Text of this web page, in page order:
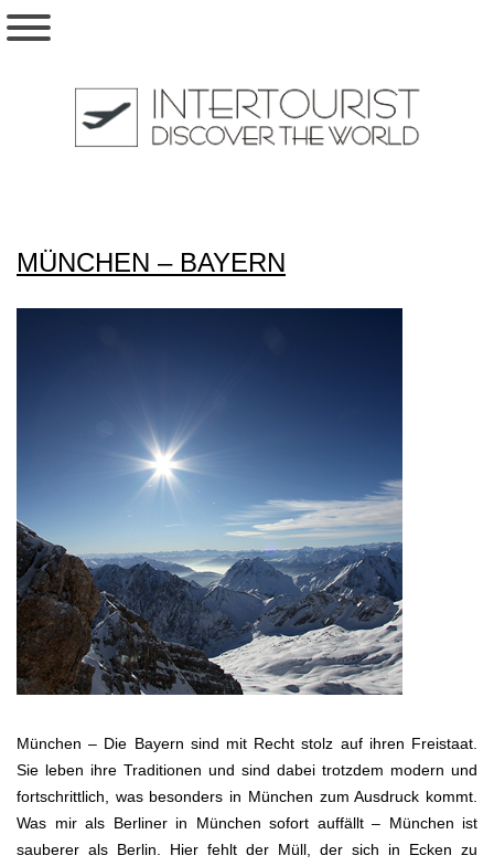
MÜNCHEN – BAYERN
München – Die Bayern sind mit Recht stolz auf ihren Freistaat.
Sie leben ihre Traditionen und sind dabei trotzdem modern und
fortschrittlich, was besonders in München zum Ausdruck kommt.
Was mir als Berliner in München sofort auffällt – München ist
sauberer als Berlin. Hier fehlt der Müll, der sich in Ecken zu